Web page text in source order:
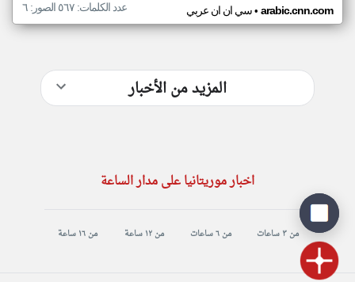
سي ان ان عربي• arabic.cnn.com عدد الكلمات: ٥٦٧ الصور: ٦
المزيد من الأخبار
اخبار موريتانيا على مدار الساعة
من ٣ ساعات من ٦ ساعات من ١٢ ساعة من ١٦ ساعة